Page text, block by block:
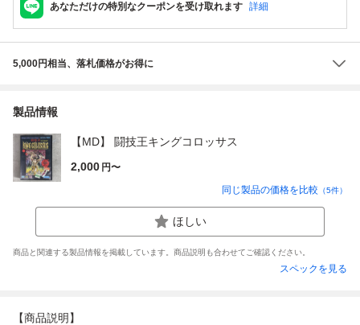
あなただけの特別なクーポンを受け取れます 詳細
5,000円相当、落札価格がお得に
製品情報
【MD】 闘技王キングコロッサス
2,000 円〜
同じ製品の価格を比較 （5件）
ほしい
商品と関連する製品情報を掲載しています。商品説明も合わせてご確認ください。
スペックを見る
【商品説明】